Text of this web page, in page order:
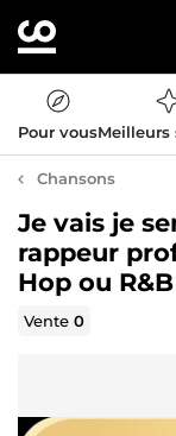
Pour vousMeilleurs
Chansons
Je vais je
rappeur
Hop ou
Vente0